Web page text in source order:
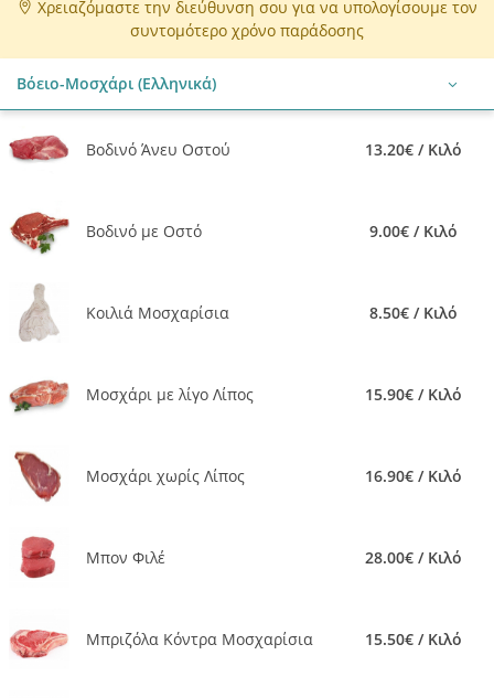
Χρειαζόμαστε την διεύθυνση σου για να υπολογίσουμε τον
συντομότερο χρόνο παράδοσης
Βόειο-Μοσχάρι (Ελληνικά)
Βοδινό Άνευ Οστού 13.20€ / Κιλό
Βοδινό με Οστό 9.00€ / Κιλό
Κοιλιά Μοσχαρίσια 8.50€ / Κιλό
Μοσχάρι με λίγο Λίπος 15.90€ / Κιλό
Μοσχάρι χωρίς Λίπος 16.90€ / Κιλό
Μπον Φιλέ 28.00€ / Κιλό
Μπριζόλα Κόντρα Μοσχαρίσια 15.50€ / Κιλό